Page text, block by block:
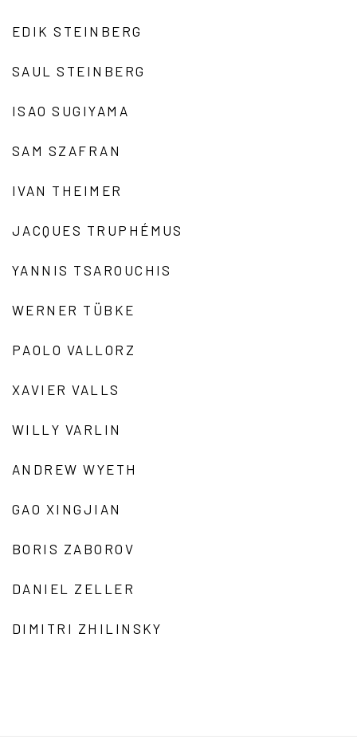
EDIK STEINBERG
SAUL STEINBERG
ISAO SUGIYAMA
SAM SZAFRAN
IVAN THEIMER
JACQUES TRUPHÉMUS
YANNIS TSAROUCHIS
WERNER TÜBKE
PAOLO VALLORZ
XAVIER VALLS
WILLY VARLIN
ANDREW WYETH
GAO XINGJIAN
BORIS ZABOROV
DANIEL ZELLER
DIMITRI ZHILINSKY